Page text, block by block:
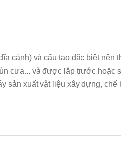
cánh) và cấu tạo đặc biệt
cưa... và được lắp trước hoặc
sản xuất vật liệu xây dựng,